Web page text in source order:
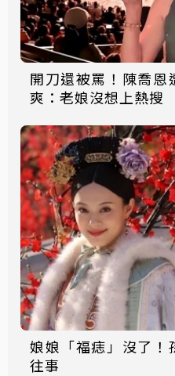
開刀還被罵！陳喬恩
爽：老娘沒想上熱搜
娘娘「福痣」沒了！
往事